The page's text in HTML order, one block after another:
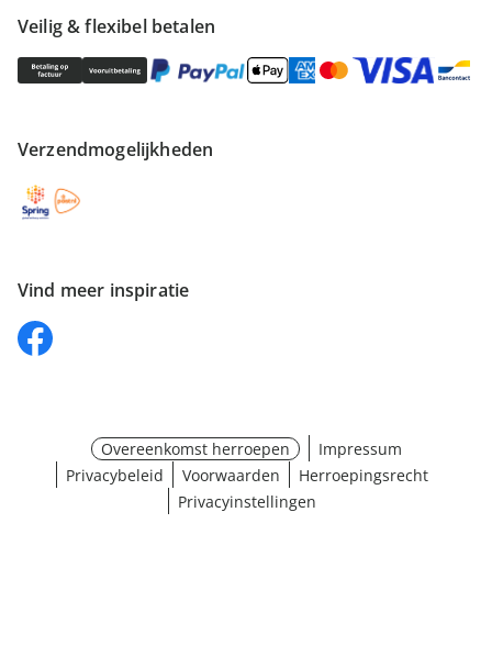
Veilig & flexibel betalen
Verzendmogelijkheden
Vind meer inspiratie
Overeenkomst herroepen
Impressum
Privacybeleid
Voorwaarden
Herroepingsrecht
Privacyinstellingen